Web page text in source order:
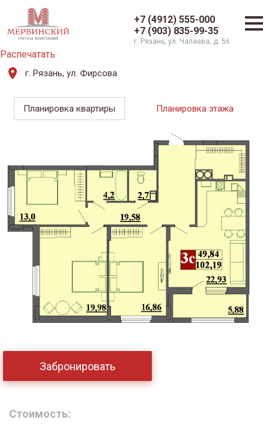
+7 (4912) 555-000
+7 (903) 835-99-35
г. Рязань, ул. Чапаева, д. 56
Распечатать
г. Рязань, ул. Фирсова
Планировка квартиры Планировка этажа
Забронировать
Стоимость: